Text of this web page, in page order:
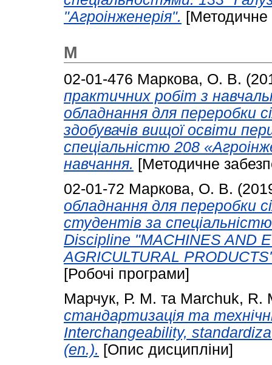
"Агроінженерія". [Методичне
М
02-01-476 Маркова, О. В.
практичних робіт з
обладнання для переробки
здобувачів вищої освіти
спеціальністю 208
навчання. [Методичне
02-01-72 Маркова, О. В.
обладнання для переробки
студентів за
Discipline "MACHINES AND
AGRICULTURAL
[Робочі програми]
Марчук, Р. М. та Marchuk, R.
стандартизація та
Interchangeability,
(en.). [Опис дисципліни]